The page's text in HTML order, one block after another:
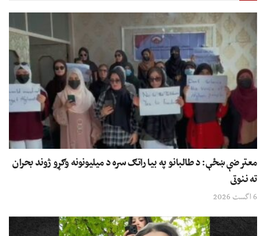
معترضې ښځې: د طالبانو په بیا راتګ سره د میلیونونه وګړو ژوند بحران
ته ننوتی
6 اگست 2026